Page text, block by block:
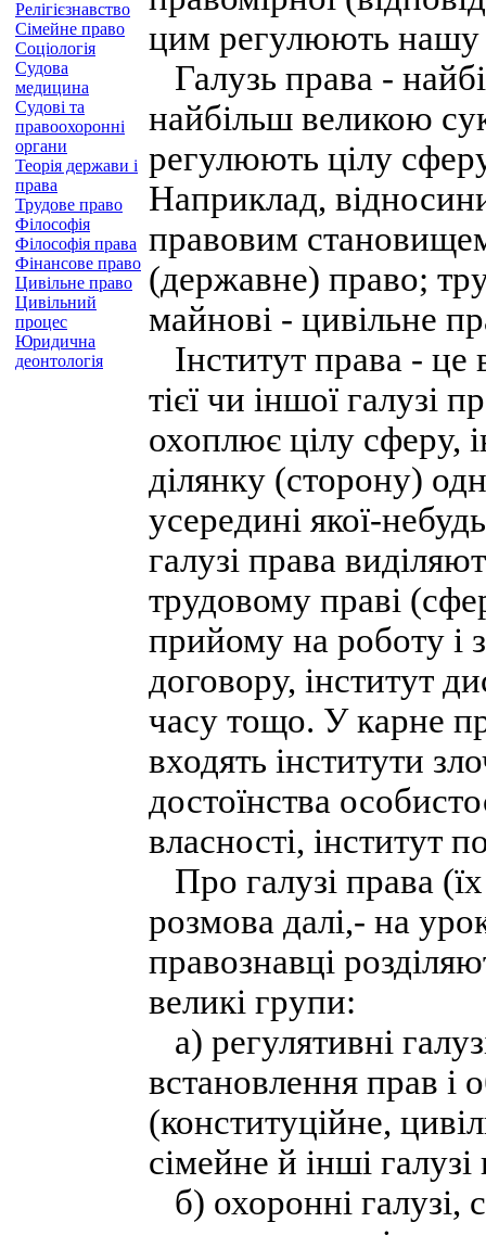
Релігієзнавство
Сімейне право
Соціологія
Судова
медицина
Судові та
правоохоронні
органи
Теорія держави і
права
Трудове право
Філософія
Філософія права
Фінансове право
Цивільне право
Цивільний
процес
Юридична
деонтологія
цим регулюють нашу
Галузь права -
найбільш великою
регулюють цілу
Наприклад,
правовим
(державне) право;
майнові - цивільне
Інститут права - це
тієї чи іншої галузі
охоплює цілу сферу,
ділянку (сторону)
усередині якої-
галузі права
трудовому праві
прийому на роботу і
договору, інститут
часу тощо. У карне
входять інститути
достоїнства
власності, інститут
Про галузі права
розмова далі,- на
правознавці
великі групи:
а) регулятивні
встановлення прав і
(конституційне,
сімейне й інші
б) охоронні галузі,